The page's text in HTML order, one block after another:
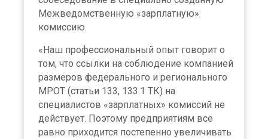
Межведомственную «зарплатную»
комиссию.
«Наш профессиональный опыт говорит о
том, что ссылки на соблюдение компанией
размеров федерального и регионального
МРОТ (статьи 133, 133.1 ТК) на
специалистов «зарплатных» комиссий не
действует. Поэтому предприятиям все
равно приходится постепенно увеличивать